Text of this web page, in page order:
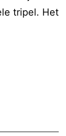
tripel. Het